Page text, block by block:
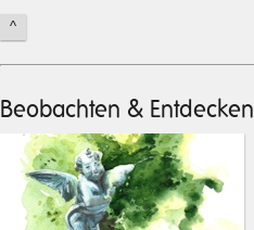
^
Beobachten & Entdecken